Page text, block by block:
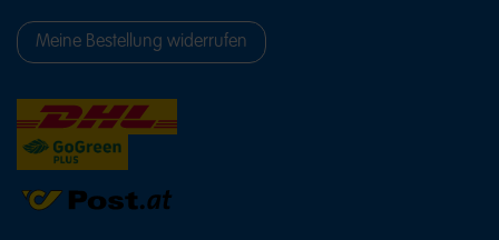
Meine Bestellung widerrufen